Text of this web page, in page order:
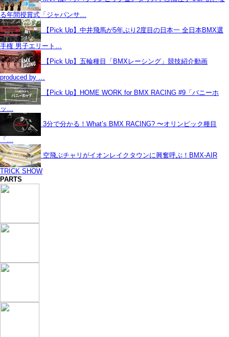
る年間授賞式「ジャパンサ…
【Pick Up】中井飛馬が5年ぶり2度目の日本一 全日本BMX選
手権 男子エリート…
【Pick Up】五輪種目「BMXレーシング」競技紹介動画
produced by …
【Pick Up】HOME WORK for BMX RACING #9「バニーホ
ッ…
3分で分かる！What’s BMX RACING? 〜オリンピック種目
「…
空飛ぶチャリがイオンレイクタウンに興奮呼ぶ！BMX-AIR
TRICK SHOW
PARTS